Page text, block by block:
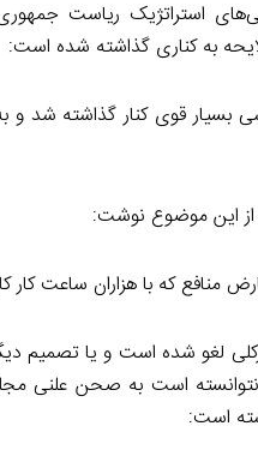
استراتژیک ریاست
به کناری گذاشته شده است:
بسیار قوی کنار گذاشته شد
از این موضوع نوشت:
که با هزاران ساعت کار
لغو شده است و یا تصمیم
است به صحن علنی
است: